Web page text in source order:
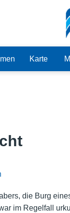
Karte
die Burg
im Regelfall